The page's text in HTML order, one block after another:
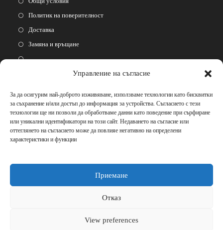
Управление на съгласие
За да осигурим най-доброто изживяване, използваме технологии като бисквитки
за съхранение и/или достъп до информация за устройства. Съгласието с тези
технологии ще ни позволи да обработваме данни като поведение при сърфиране
или уникални идентификатори на този сайт. Недаването на съгласие или
оттеглянето на съгласието може да повлияе негативно на определени
характеристики и функции
Приемане
Отказ
View preferences
Политик на поверителност
Доставка
Замяна и връщане
Please Share This